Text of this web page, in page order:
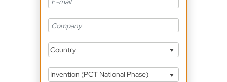
Country
Invention (PCT National Phase)